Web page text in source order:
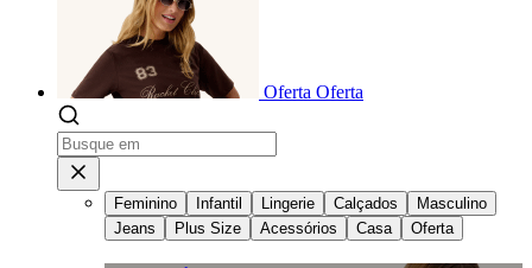
Oferta Oferta
Feminino Infantil Lingerie Calçados
Masculino
Jeans
Plus Size Acessórios Casa Oferta